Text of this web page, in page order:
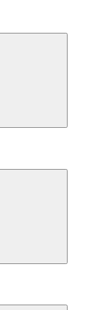
組み（日本）
み（米国/英語）
利用規約